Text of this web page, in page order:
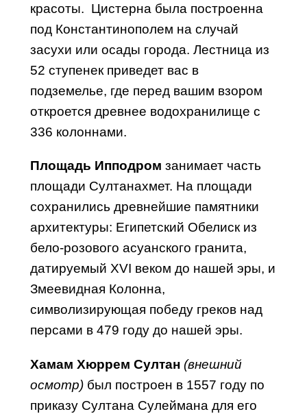
красоты. Цистерна была построенна
под Константинополем на случай
засухи или осады города. Лестница из
52 ступенек приведет вас в
подземелье, где перед вашим взором
откроется древнее водохранилище с
336 колоннами.
Площадь Ипподром занимает часть
площади Султанахмет. На площади
сохранились древнейшие памятники
архитектуры: Египетский Обелиск из
бело-розового асуанского гранита,
датируемый XVI веком до нашей эры, и
Змеевидная Колонна,
символизирующая победу греков над
персами в 479 году до нашей эры.
Хамам Хюррем Султан (внешний
осмотр) был построен в 1557 году по
приказу Султана Сулеймана для его